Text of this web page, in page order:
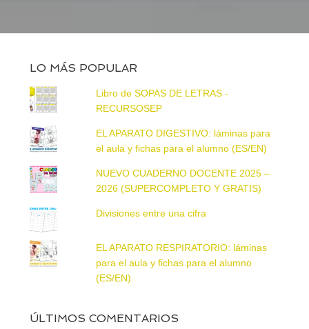
LO MÁS POPULAR
Libro de SOPAS DE LETRAS -
RECURSOSEP
EL APARATO DIGESTIVO: láminas para
el aula y fichas para el alumno (ES/EN)
NUEVO CUADERNO DOCENTE 2025 –
2026 (SUPERCOMPLETO Y GRATIS)
Divisiones entre una cifra
EL APARATO RESPIRATORIO: láminas
para el aula y fichas para el alumno
(ES/EN)
ÚLTIMOS COMENTARIOS